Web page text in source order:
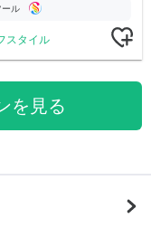
ール
スタイル
を見る